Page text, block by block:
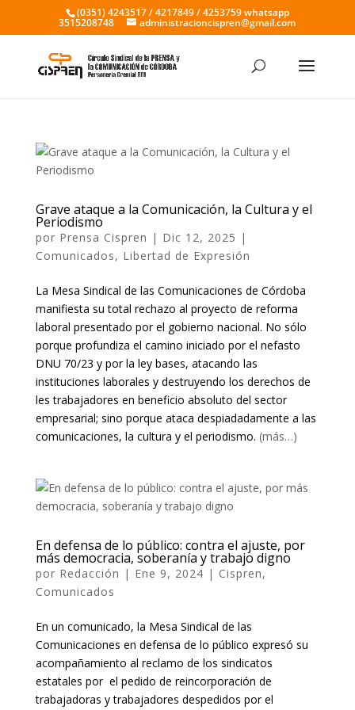
(0351) 4243517 / 4217849 / 4253759 whatsapp
3515208748 administracioncispren@gmail.com
Grave ataque a la Comunicación, la Cultura y el
Periodismo
por Prensa Cispren | Dic 12, 2025 |
Comunicados, Libertad de Expresión
La Mesa Sindical de las Comunicaciones de Córdoba
manifiesta su total rechazo al proyecto de reforma
laboral presentado por el gobierno nacional. No sólo
porque profundiza el camino iniciado por el nefasto
DNU 70/23 y por la ley bases, atacando las
instituciones laborales y destruyendo los derechos de
les trabajadores en beneficio absoluto del sector
empresarial; sino porque ataca despiadadamente a las
comunicaciones, la cultura y el periodismo. (más…)
En defensa de lo público: contra el ajuste, por
más democracia, soberanía y trabajo digno
por Redacción | Ene 9, 2024 | Cispren,
Comunicados
En un comunicado, la Mesa Sindical de las
Comunicaciones en defensa de lo público expresó su
acompañamiento al reclamo de los sindicatos
estatales por el pedido de reincorporación de
trabajadoras y trabajadores despedidos por el